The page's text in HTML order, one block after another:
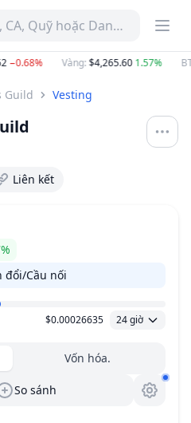
Quỹ hoặc Danh mục
−0.68% Vàng:$4,265.601.57%
Guild Vesting
Liên kết
đổi/Cầu nối
$0.00026635 24 giờ
Vốn hóa.
So sánh